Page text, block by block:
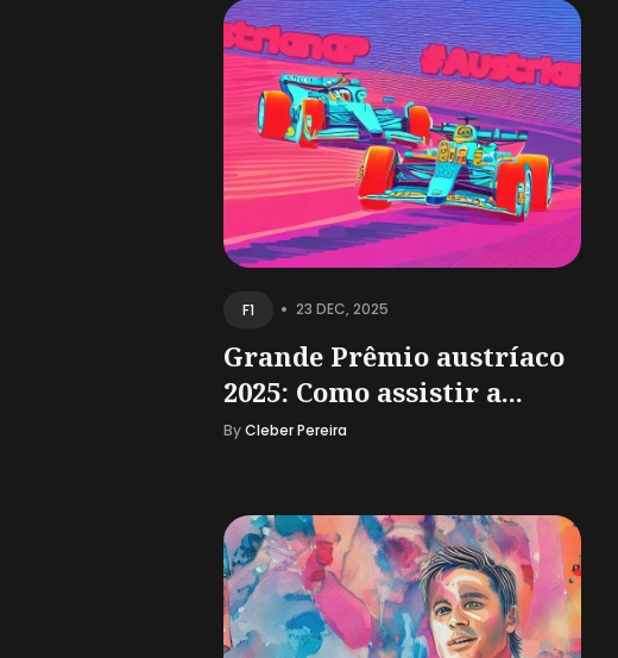
F1 • 23 DEC, 2025
Grande Prêmio austríaco
2025: Como assistir a...
ByCleber Pereira